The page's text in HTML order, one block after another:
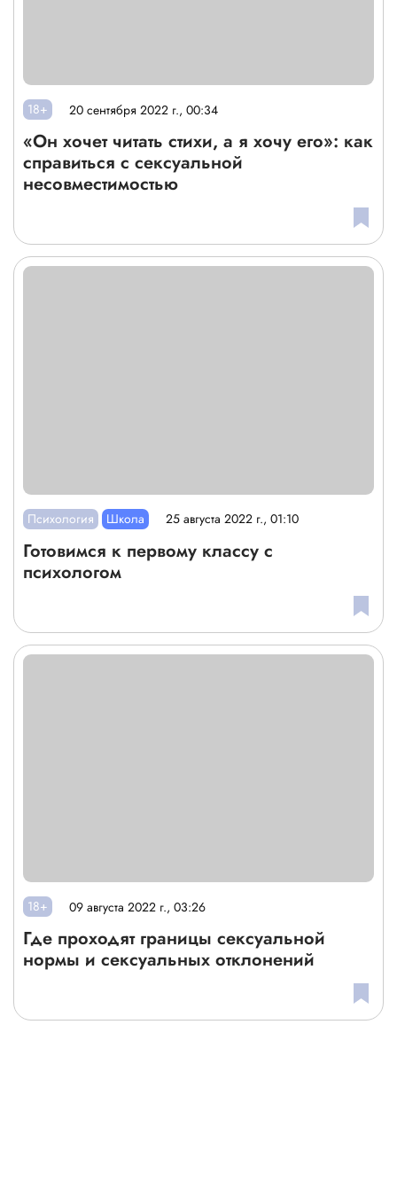
18+ 20 сентября 2022 г., 00:34
«Он хочет читать стихи, а я хочу его»: как
справиться с сексуальной
несовместимостью
Психология Школа 25 августа 2022 г., 01:10
Готовимся к первому классу с
психологом
18+ 09 августа 2022 г., 03:26
Где проходят границы сексуальной
нормы и сексуальных отклонений